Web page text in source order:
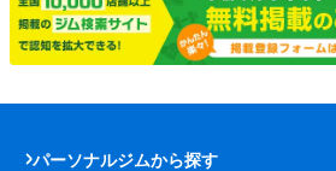
パーソナルジムから探す